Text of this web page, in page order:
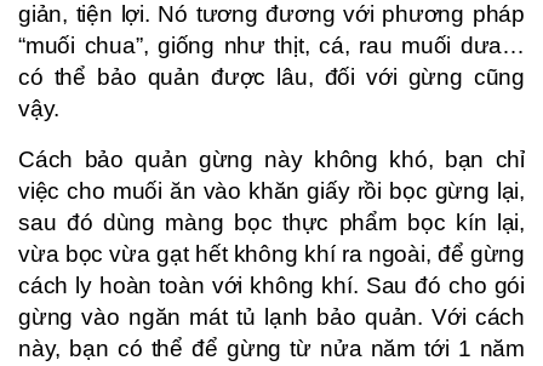
giản, tiện lợi. Nó tương đương với phương pháp
“muối chua”, giống như thịt, cá, rau muối dưa…
có thể bảo quản được lâu, đối với gừng cũng
vậy.
Cách bảo quản gừng này không khó, bạn chỉ
việc cho muối ăn vào khăn giấy rồi bọc gừng lại,
sau đó dùng màng bọc thực phẩm bọc kín lại,
vừa bọc vừa gạt hết không khí ra ngoài, để gừng
cách ly hoàn toàn với không khí. Sau đó cho gói
gừng vào ngăn mát tủ lạnh bảo quản. Với cách
này, bạn có thể để gừng từ nửa năm tới 1 năm